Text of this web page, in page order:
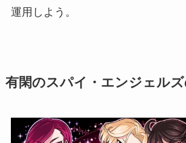
運用しよう。
有閑のスパイ・エンジェル